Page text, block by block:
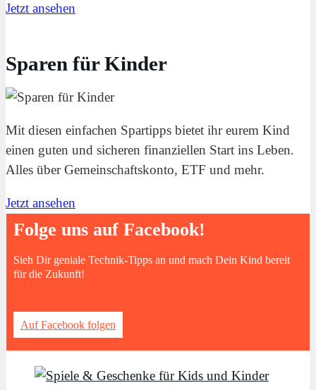
Jetzt ansehen
Sparen für Kinder
Mit diesen einfachen Spartipps bietet ihr eurem Kind
einen guten und sicheren finanziellen Start ins Leben.
Alles über Gemeinschaftskonto, ETF und mehr.
Jetzt ansehen
Folge uns auf Facebook!
Sieh Dir geniale Technik-Tipps an und mach Dein Kind bereit
für die Zukunft!
Auf Facebook folgen